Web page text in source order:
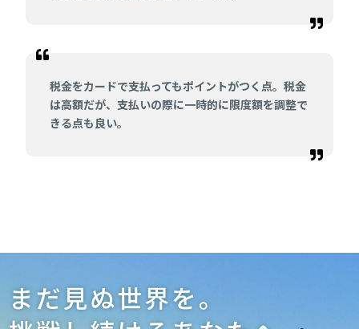
税金をカードで支払ってもポイントがつく点。税金
は高額だが、支払いの際に一時的に限度額を調整で
きる点も良い。